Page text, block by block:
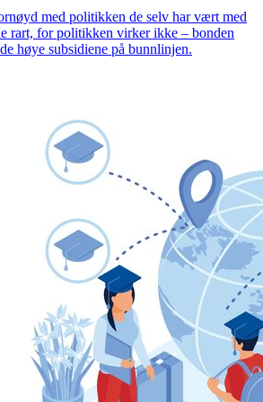
med politikken de selv har vært med
rart, for politikken virker ikke – bonden
høye subsidiene på bunnlinjen.